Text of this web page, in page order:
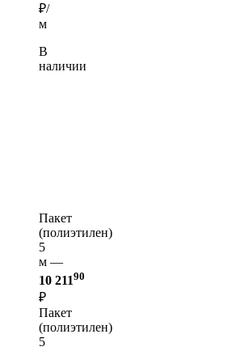
₽/
м
В
наличии
Пакет
(полиэтилен)
5
м —
10 21190
₽
Пакет
(полиэтилен)
5